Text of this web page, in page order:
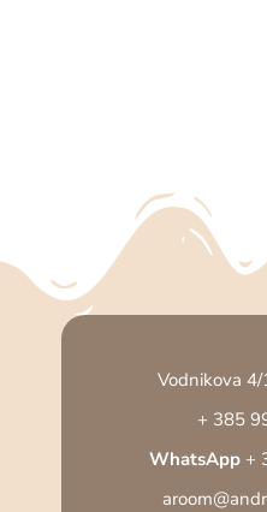
Vodnikova
+ 385
WhatsApp +